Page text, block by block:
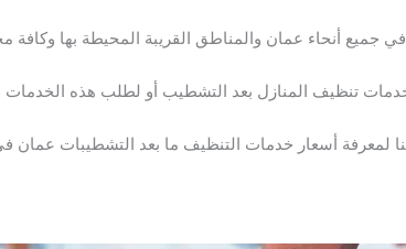
جميع أنحاء عمان والمناطق القريبة المحيطة بها وكافة
تنظيف المنازل بعد التشطيب أو لطلب هذه الخدمات
لمعرفة أسعار خدمات التنظيف ما بعد التشطيبات عمان